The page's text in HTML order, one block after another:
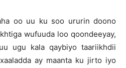
oo uu ku soo ururin doono
wufuuda loo qoondeeyay,
ugu kala qaybiyo taariikhdii
ay maanta ku jirto iyo